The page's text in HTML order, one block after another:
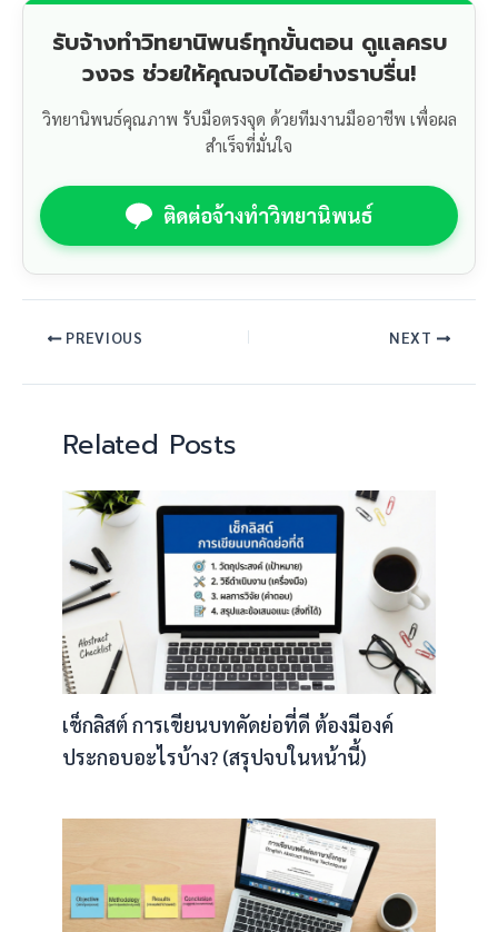
รับจ้างทำวิทยานิพนธ์ทุกขั้นตอน ดูแลครบ
วงจร ช่วยให้คุณจบได้อย่างราบรื่น!
วิทยานิพนธ์คุณภาพ รับมือตรงจุด ด้วยทีมงานมืออาชีพ เพื่อผล
สำเร็จที่มั่นใจ
ติดต่อจ้างทำวิทยานิพนธ์
PREVIOUS NEXT
Related Posts
เช็กลิสต์ การเขียนบทคัดย่อที่ดี ต้องมีองค์
ประกอบอะไรบ้าง? (สรุปจบในหน้านี้)